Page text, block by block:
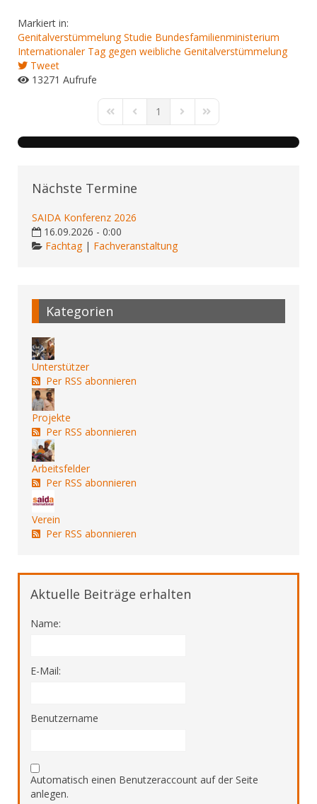
Markiert in:
Genitalverstümmelung Studie Bundesfamilienministerium
Internationaler Tag gegen weibliche Genitalverstümmelung
Tweet
13271 Aufrufe
First PagePrevious Page
1 Next PageLast Page
Nächste Termine
SAIDA Konferenz 2026
16.09.2026 - 0:00
Fachtag | Fachveranstaltung
Kategorien
Unterstützer
Per RSS abonnieren
Projekte
Per RSS abonnieren
Arbeitsfelder
Per RSS abonnieren
Verein
Per RSS abonnieren
Aktuelle Beiträge erhalten
Name:
E-Mail:
Benutzername
Automatisch einen Benutzeraccount auf der Seite
anlegen.